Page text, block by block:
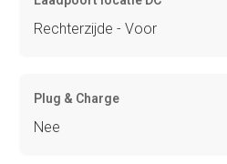
Rechterzijde - Voor
Plug & Charge
Nee